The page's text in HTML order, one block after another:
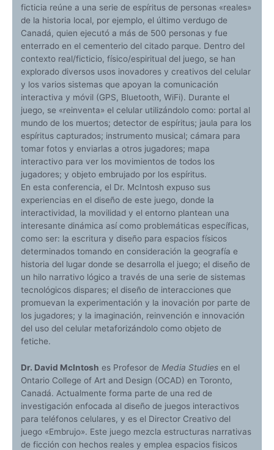
ficticia reúne a una serie de espíritus de personas «reales»
de la historia local, por ejemplo, el último verdugo de
Canadá, quien ejecutó a más de 500 personas y fue
enterrado en el cementerio del citado parque. Dentro del
contexto real/ficticio, físico/espiritual del juego, se han
explorado diversos usos inovadores y creativos del celular
y los varios sistemas que apoyan la comunicación
interactiva y móvil (GPS, Bluetooth, WiFi). Durante el
juego, se «reinventa» el celular utilizándolo como: portal al
mundo de los muertos; detector de espíritus; jaula para los
espíritus capturados; instrumento musical; cámara para
tomar fotos y enviarlas a otros jugadores; mapa
interactivo para ver los movimientos de todos los
jugadores; y objeto embrujado por los espíritus.
En esta conferencia, el Dr. McIntosh expuso sus
experiencias en el diseño de este juego, donde la
interactividad, la movilidad y el entorno plantean una
interesante dinámica así como problemáticas específicas,
como ser: la escritura y diseño para espacios físicos
determinados tomando en consideración la geografía e
historia del lugar donde se desarrolla el juego; el diseño de
un hilo narrativo lógico a través de una serie de sistemas
tecnológicos dispares; el diseño de interacciones que
promuevan la experimentación y la inovación por parte de
los jugadores; y la imaginación, reinvención e innovación
del uso del celular metaforizándolo como objeto de
fetiche.
Dr. David McIntosh es Profesor de Media Studiesen el
Ontario College of Art and Design (OCAD) en Toronto,
Canadá. Actualmente forma parte de una red de
investigación enfocada al diseño de juegos interactivos
para teléfonos celulares, y es el Director Creativo del
juego «Embrujo». Este juego mezcla estructuras narrativas
de ficción con hechos reales y emplea espacios fisicos